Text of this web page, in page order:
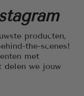
producten,
the-scenes!
met
delen we jouw